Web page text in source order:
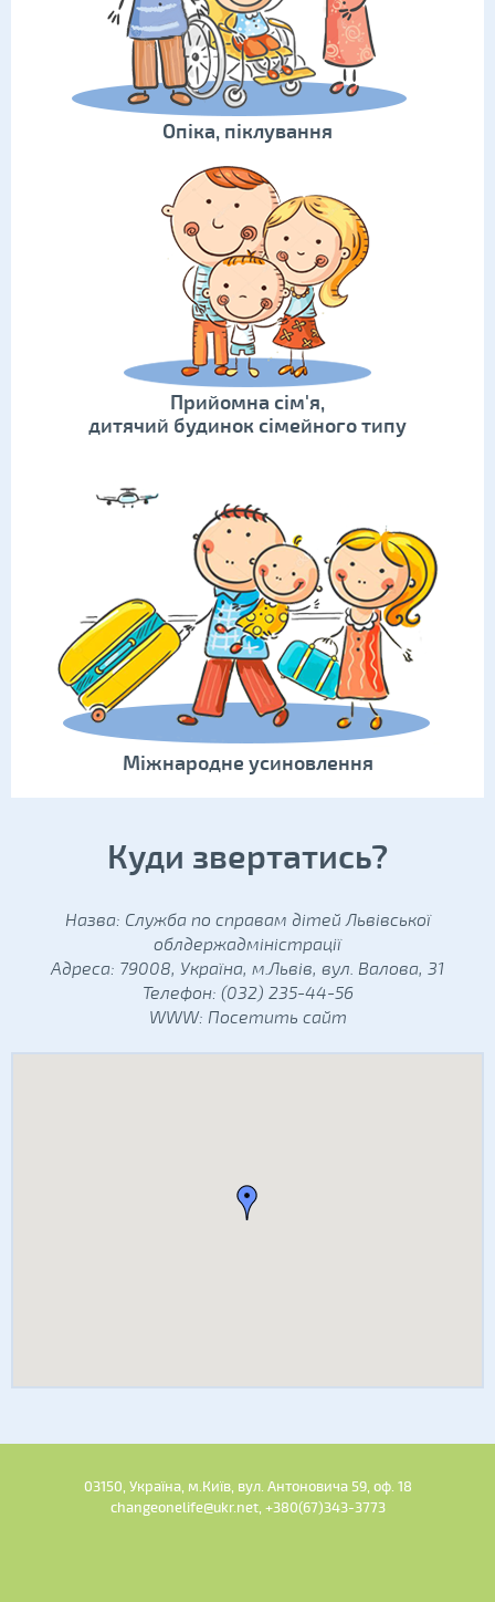
Опіка, піклування
Прийомна сім'я,
дитячий будинок сімейного типу
Міжнародне усиновлення
Куди звертатись?
Назва: Служба по справам дітей Львівської
облдержадміністрації
Адреса: 79008, Україна, м.Львів, вул. Валова, 31
Телефон: (032) 235-44-56
WWW: Посетить сайт
03150, Україна, м.Київ, вул. Антоновича 59, оф. 18
changeonelife@ukr.net, +380(67)343-3773